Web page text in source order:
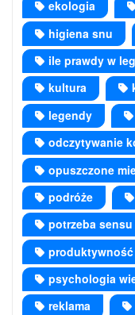
ekologia
higiena snu
ile prawdy w
kultura
legendy
odczytywanie
opuszczone
podróże
potrzeba
produktywność
psychologia
reklama